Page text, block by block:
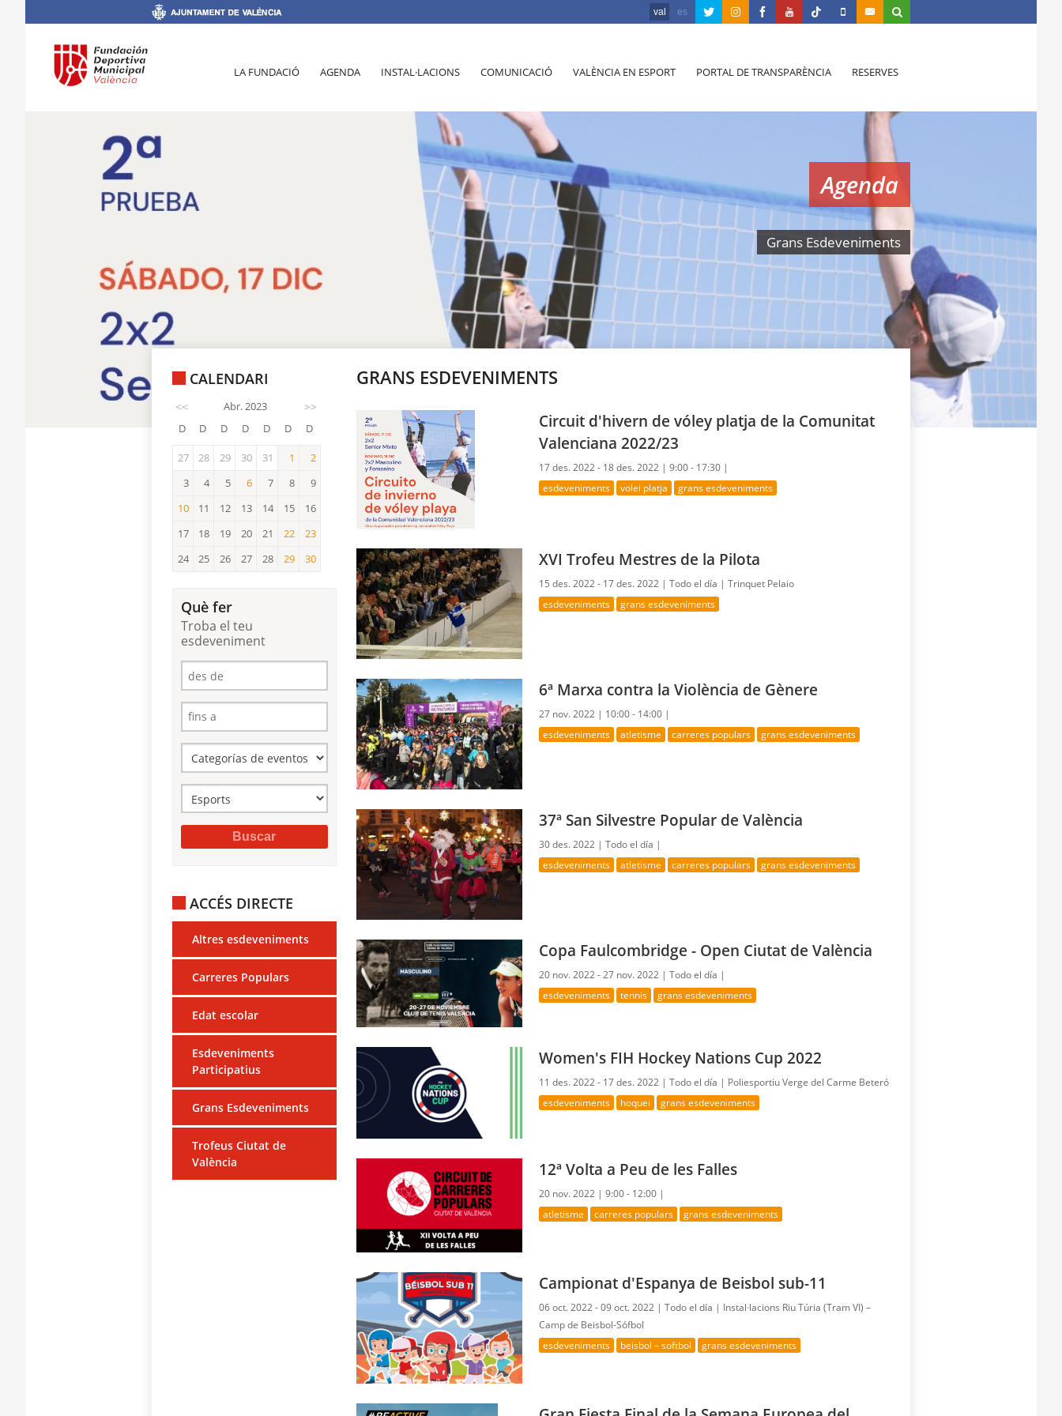
val es
LA FUNDACIÓ AGENDA INSTAL·LACIONS COMUNICACIÓ VALÈNCIA EN ESPORT PORTAL DE TRANSPARÈNCIA RESERVES
Agenda
Grans Esdeveniments
CALENDARI
<< Abr. 2023 >>
D D D D D D D
27 28 29 30 31 1 2
3 4 5 6 7 8
9
10
10
11 12 13 14 15
16
17
18 19 20 21 22
22
23
23
24 25 26 27 28 29 30
Què fer
Troba el teu
esdeveniment
ACCÉS DIRECTE
Altres esdeveniments
Carreres Populars
Edat escolar
Esdeveniments
Participatius
Grans Esdeveniments
Trofeus Ciutat de
València
GRANS ESDEVENIMENTS
Circuit d'hivern de vóley platja de la Comunitat
Valenciana 2022/23
17 des. 2022 - 18 des. 2022 |9:00 - 17:30 |
esdeveniments volei platja grans esdeveniments
XVI Trofeu Mestres de la Pilota
15 des. 2022 - 17 des. 2022 |Todo el día |Trinquet Pelaio
esdeveniments grans esdeveniments
6ª Marxa contra la Violència de Gènere
27 nov. 2022 | 10:00 - 14:00 |
esdeveniments atletisme carreres populars grans esdeveniments
37ª San Silvestre Popular de València
30 des. 2022 |Todo el día |
esdeveniments atletisme carreres populars grans esdeveniments
Copa Faulcombridge - Open Ciutat de València
20 nov. 2022 - 27 nov. 2022 |Todo el día |
esdeveniments tennis grans esdeveniments
Women's FIH Hockey Nations Cup 2022
11 des. 2022 - 17 des. 2022 |Todo el día | Poliesportiu Verge del Carme Beteró
esdeveniments hoquei grans esdeveniments
12ª Volta a Peu de les Falles
20 nov. 2022 |9:00 - 12:00 |
atletisme carreres populars grans esdeveniments
Campionat d'Espanya de Beisbol sub-11
06 oct. 2022 - 09 oct. 2022 |Todo el día | Instal·lacions Riu Túria (Tram VI) –
Camp de Beisbol-Sófbol
esdeveniments beisbol – softbol grans esdeveniments